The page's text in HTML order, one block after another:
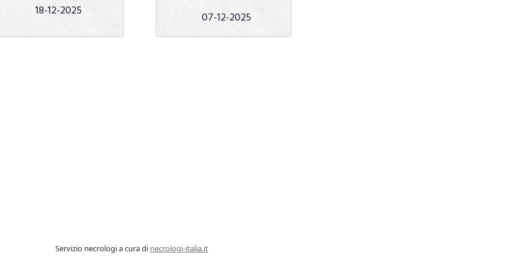
18-12-2025 07-12-2025
Servizio necrologi a cura di necrologi-italia.it